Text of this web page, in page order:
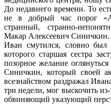
До недавнего времени. То
не в добрый час порог
странный, странно-
Макар Алексеевич Синичкин.
Иван смутился, словно был
которого старшая сестра
позорное желание
Синичкин, который своей
всезнайством раздражал
три недели, мог выскочить
обвиняющий указующий